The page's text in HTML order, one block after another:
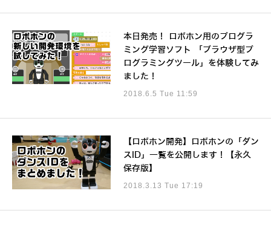
本日発売！ ロボホン用のプログラ
ミング学習ソフト 「ブラウザ型プ
ログラミングツール」を体験してみ
ました！
2018.6.5 Tue 11:59
【ロボホン開発】ロボホンの「ダン
スID」一覧を公開します！【永久
保存版】
2018.3.13 Tue 17:19